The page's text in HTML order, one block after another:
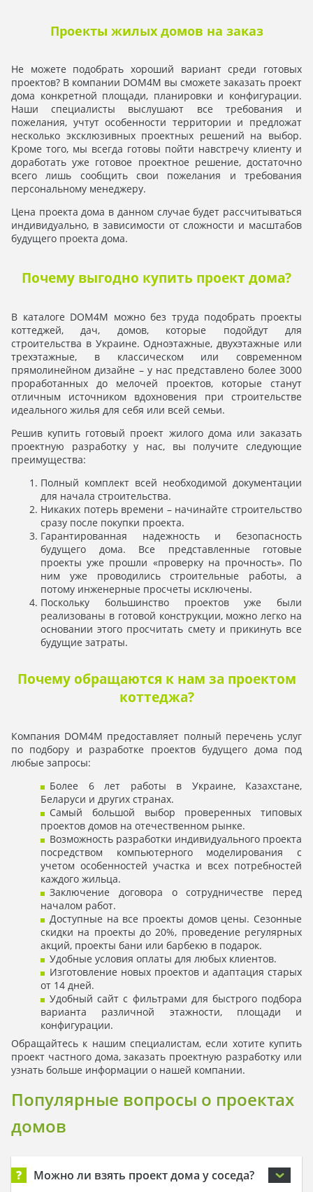
Проекты жилых домов на заказ
Не можете подобрать хороший вариант среди готовых
проектов? В компании DOM4M вы сможете заказать проект
дома конкретной площади, планировки и конфигурации.
Наши специалисты выслушают все требования и
пожелания, учтут особенности территории и предложат
несколько эксклюзивных проектных решений на выбор.
Кроме того, мы всегда готовы пойти навстречу клиенту и
доработать уже готовое проектное решение, достаточно
всего лишь сообщить свои пожелания и требования
персональному менеджеру.
Цена проекта дома в данном случае будет рассчитываться
индивидуально, в зависимости от сложности и масштабов
будущего проекта дома.
Почему выгодно купить проект дома?
В каталоге DOM4M можно без труда подобрать проекты
коттеджей, дач, домов, которые подойдут для
строительства в Украине. Одноэтажные, двухэтажные или
трехэтажные, в классическом или современном
прямолинейном дизайне – у нас представлено более 3000
проработанных до мелочей проектов, которые станут
отличным источником вдохновения при строительстве
идеального жилья для себя или всей семьи.
Решив купить готовый проект жилого дома или заказать
проектную разработку у нас, вы получите следующие
преимущества:
Полный комплект всей необходимой документации
для начала строительства.
Никаких потерь времени – начинайте строительство
сразу после покупки проекта.
Гарантированная надежность и безопасность
будущего дома. Все представленные готовые
проекты уже прошли «проверку на прочность». По
ним уже проводились строительные работы, а
потому инженерные просчеты исключены.
Поскольку большинство проектов уже были
реализованы в готовой конструкции, можно легко на
основании этого просчитать смету и прикинуть все
будущие затраты.
Почему обращаются к нам за проектом
коттеджа?
Компания DOM4M предоставляет полный перечень услуг
по подбору и разработке проектов будущего дома под
любые запросы:
Более 6 лет работы в Украине, Казахстане,
Беларуси и других странах.
Самый большой выбор проверенных типовых
проектов домов на отечественном рынке.
Возможность разработки индивидуального проекта
посредством компьютерного моделирования с
учетом особенностей участка и всех потребностей
каждого жильца.
Заключение договора о сотрудничестве перед
началом работ.
Доступные на все проекты домов цены. Сезонные
скидки на проекты до 20%, проведение регулярных
акций, проекты бани или барбекю в подарок.
Удобные условия оплаты для любых клиентов.
Изготовление новых проектов и адаптация старых
от 14 дней.
Удобный сайт с фильтрами для быстрого подбора
варианта различной этажности, площади и
конфигурации.
Обращайтесь к нашим специалистам, если хотите купить
проект частного дома, заказать проектную разработку или
узнать больше информации о нашей компании.
Популярные вопросы о проектах
домов
? Можно ли взять проект дома у соседа?